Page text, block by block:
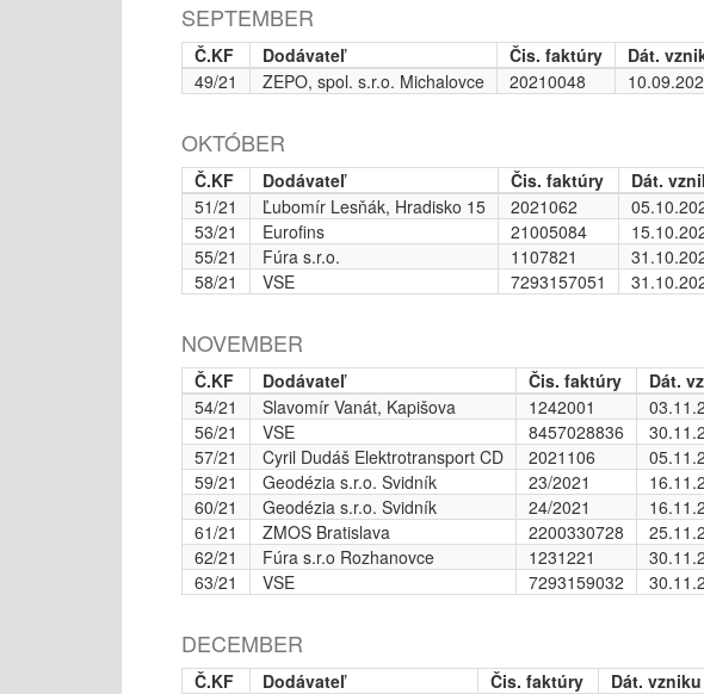
SEPTEMBER
Č.KF Dodávateľ Čis. faktúry Dát.
49/21
ZEPO, spol. s.r.o. Michalovce 20210048
OKTÓBER
Č.KF Dodávateľ Čis. faktúry Dát.
51/21
Ľubomír Lesňák, Hradisko 15 2021062
53/21
Eurofins 21005084
55/21
Fúra s.r.o. 1107821
58/21
VSE 7293157051
NOVEMBER
Č.KF Dodávateľ Čis. faktúry Dát.
54/21
Slavomír Vanát, Kapišova 1242001
56/21
VSE 8457028836
57/21
Cyril Dudáš Elektrotransport CD 2021106
59/21
Geodézia s.r.o. Svidník 23/2021
60/21
Geodézia s.r.o. Svidník 24/2021
61/21
ZMOS Bratislava 2200330728
62/21
Fúra s.r.o Rozhanovce 1231221
63/21
VSE 7293159032
DECEMBER
Č.KF Dodávateľ Čis. faktúry Dát. vzniku